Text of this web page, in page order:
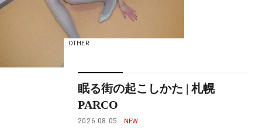
OTHER
眠る街の起こしかた | 札幌
PARCO
2026.08.05